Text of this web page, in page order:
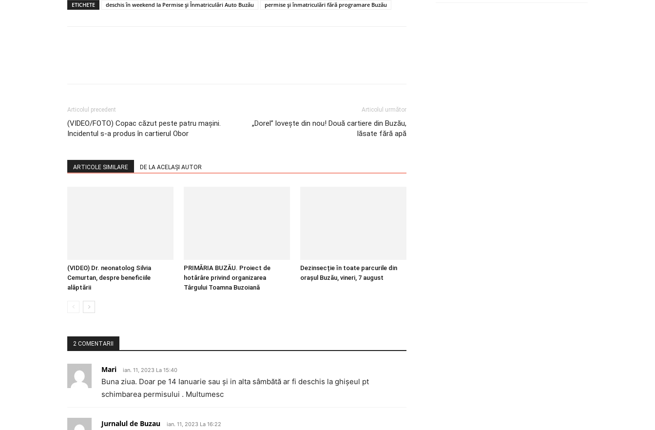
ETICHETE deschis în weekend la Permise și Înmatriculări Auto Buzău permise și înmatriculări fără programare Buzău
Articolul precedent
(VIDEO/FOTO) Copac căzut peste patru mașini.
Incidentul s-a produs în cartierul Obor
Articolul următor
„Dorel” lovește din nou! Două cartiere din Buzău,
lăsate fără apă
ARTICOLE SIMILARE DE LA ACELAȘI AUTOR
(VIDEO) Dr. neonatolog Silvia
Cemurtan, despre beneficiile
alăptării
PRIMĂRIA BUZĂU. Proiect de
hotărâre privind organizarea
Târgului Toamna Buzoiană
Dezinsecție în toate parcurile din
orașul Buzău, vineri, 7 august
2 COMENTARII
Mari ian. 11, 2023 La 15:40
Buna ziua. Doar pe 14 Ianuarie sau și in alta sâmbătă ar fi deschis la ghișeul pt
schimbarea permisului . Multumesc
Jurnalul de Buzau ian. 11, 2023 La 16:22